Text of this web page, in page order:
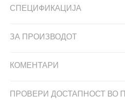
СПЕЦИФИКАЦИЈА
ЗА ПРОИЗВОДОТ
КОМЕНТАРИ
ПРОВЕРИ ДОСТАПНОСТ ВО